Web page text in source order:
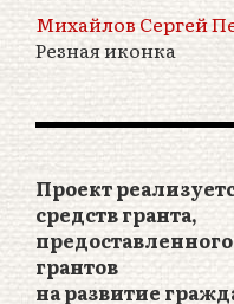
Михайлов Сергей
Резная иконка
Проект
средств гранта,
грантов
на развитие